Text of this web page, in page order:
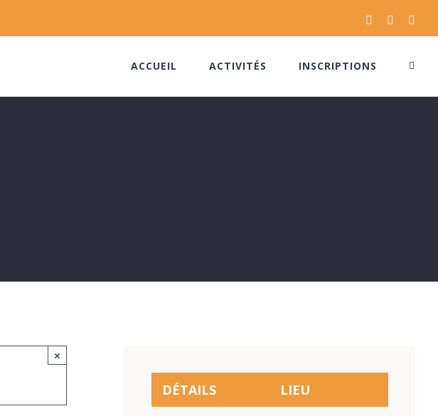
FacebookInstagram
ACCUEIL ACTIVITÉS INSCRIPTIONS
×
DÉTAILS LIEU